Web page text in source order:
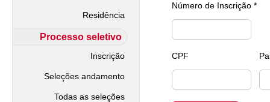
Residência
Processo seletivo
Inscrição
Seleções andamento
Todas as seleções
Número de Inscrição *
CPF